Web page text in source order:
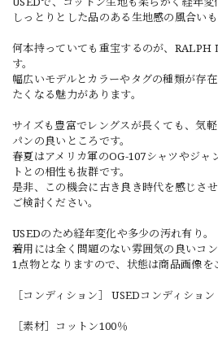
しっとりとした品のある生地感の風合い
何本持っていても重宝するのが、
す。
幅広いモデルとカラーやタグの種類が存
たくなる魅力があります。
サイズも豊富でレングスが長くても、気
パンの良いところです。
春夏はアメリカ軍のOG-107シャツやジャ
トとの相性も抜群です。
是非、この機会に古き良き時代を感じさ
ご検討ください。
USEDのため経年変化や多少の汚れ有り。
着用には全く問題のない雰囲気の良いコン
1点物となりますので、状態は商品画像を
［コンディション］ USEDコンディション
［素材］コットン100％